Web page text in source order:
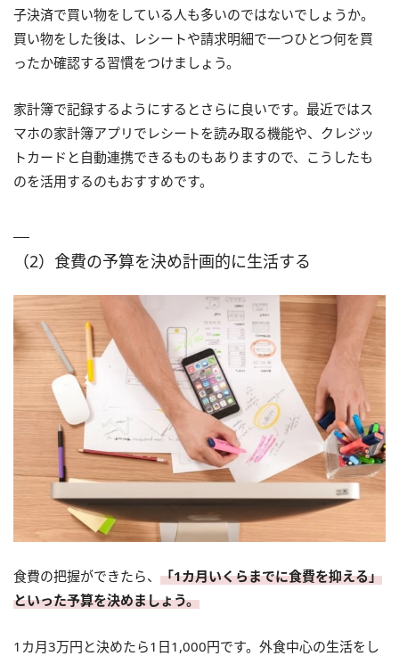
子決済で買い物をしている人も多いのではないでしょうか。
買い物をした後は、レシートや請求明細で一つひとつ何を買
ったか確認する習慣をつけましょう。
家計簿で記録するようにするとさらに良いです。最近ではス
マホの家計簿アプリでレシートを読み取る機能や、クレジッ
トカードと自動連携できるものもありますので、こうしたも
のを活用するのもおすすめです。
（2）食費の予算を決め計画的に生活する
食費の把握ができたら、 「1カ月いくらまでに食費を抑える」
といった予算を決めましょう。
1カ月3万円と決めたら1日1,000円です。外食中心の生活をし